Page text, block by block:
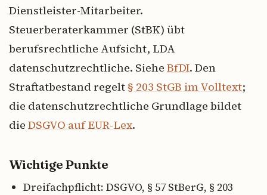
Dienstleister-Mitarbeiter.
Steuerberaterkammer (StBK) übt
berufsrechtliche Aufsicht, LDA
datenschutzrechtliche. Siehe BfDI. Den
Straftatbestand regelt § 203 StGB im Volltext;
die datenschutzrechtliche Grundlage bildet
die DSGVO auf EUR-Lex.
Wichtige Punkte
Dreifachpflicht: DSGVO, § 57 StBerG, § 203